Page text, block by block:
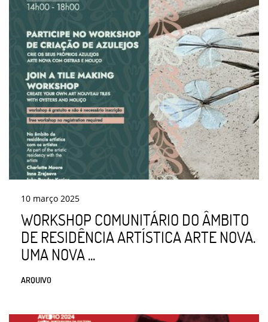
10 março 2025
WORKSHOP COMUNITÁRIO DO ÂMBITO
DE RESIDÊNCIA ARTÍSTICA ARTE NOVA.
UMA NOVA ...
ARQUIVO